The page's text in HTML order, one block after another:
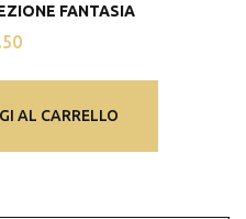
FANTASIA
AL CARRELLO